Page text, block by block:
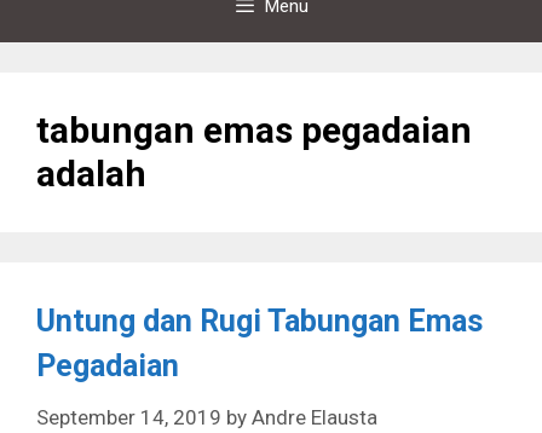
Menu
tabungan emas pegadaian
adalah
Untung dan Rugi Tabungan Emas
Pegadaian
September 14, 2019 by Andre Elausta